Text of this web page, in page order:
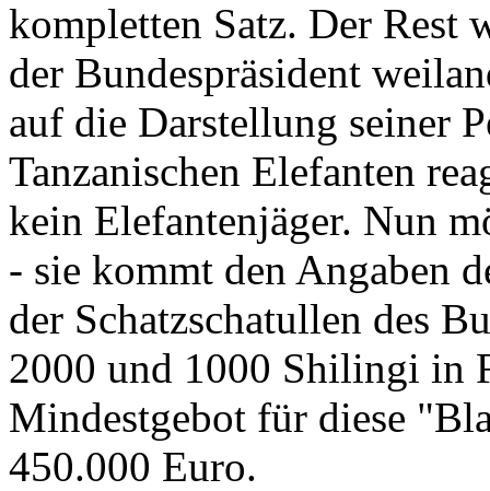
kompletten Satz. Der Rest
der Bundespräsident
auf die Darstellung seiner
Tanzanischen Elefanten
kein Elefantenjäger. Nun
- sie kommt den Angaben
der Schatzschatullen des
2000 und 1000 Shilingi in
Mindestgebot für diese
450.000 Euro.